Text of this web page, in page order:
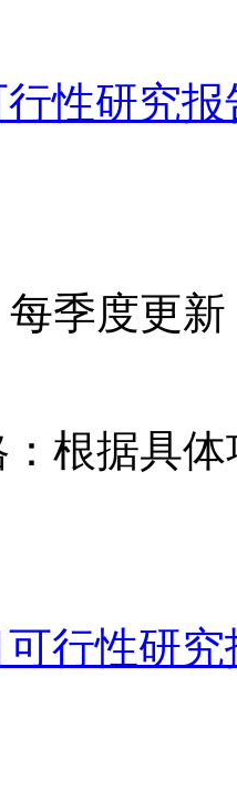
性研究报
季度更新
根据具
行性研究